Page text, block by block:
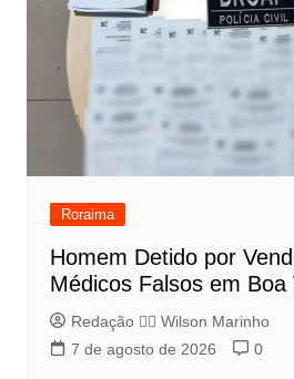
Roraima
Homem Detido por
Médicos Falsos em Boa
Redação 👨‍⚖️​ Wilson Marinho
7 de agosto de 2026
0